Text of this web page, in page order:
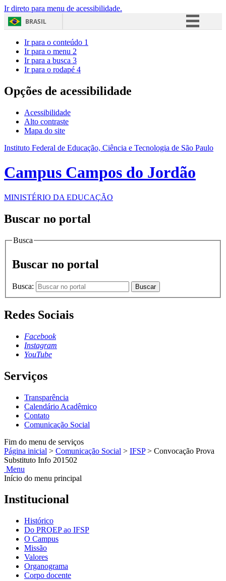
Ir direto para menu de acessibilidade.
BRASIL
Acesso à informação
Ir para o conteúdo 1
Ir para o menu 2
Ir para a busca 3
Ir para o rodapé 4
Opções de acessibilidade
Acessibilidade
Alto contraste
Mapa do site
Instituto Federal de Educação, Ciência e Tecnologia de São Paulo
Campus Campos do Jordão
MINISTÉRIO DA EDUCAÇÃO
Buscar no portal
Busca
Buscar no portal
Busca: Buscar
Redes Sociais
Facebook
Instagram
YouTube
Serviços
Transparência
Calendário Acadêmico
Contato
Comunicação Social
Fim do menu de serviços
Página inicial > Comunicação Social > IFSP > Convocação Prova
Substituto Info 201502
Menu
Início do menu principal
Institucional
Histórico
Do PROEP ao IFSP
O Campus
Missão
Valores
Organograma
Corpo docente